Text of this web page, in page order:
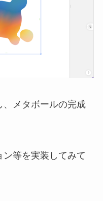
、メタボールの完成
等を実装してみて